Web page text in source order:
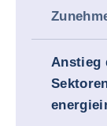
Anstieg